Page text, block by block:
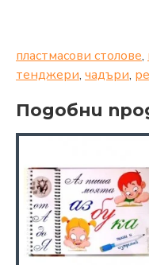
пластмасови столове,
тенджери, чадъри,
Подобни